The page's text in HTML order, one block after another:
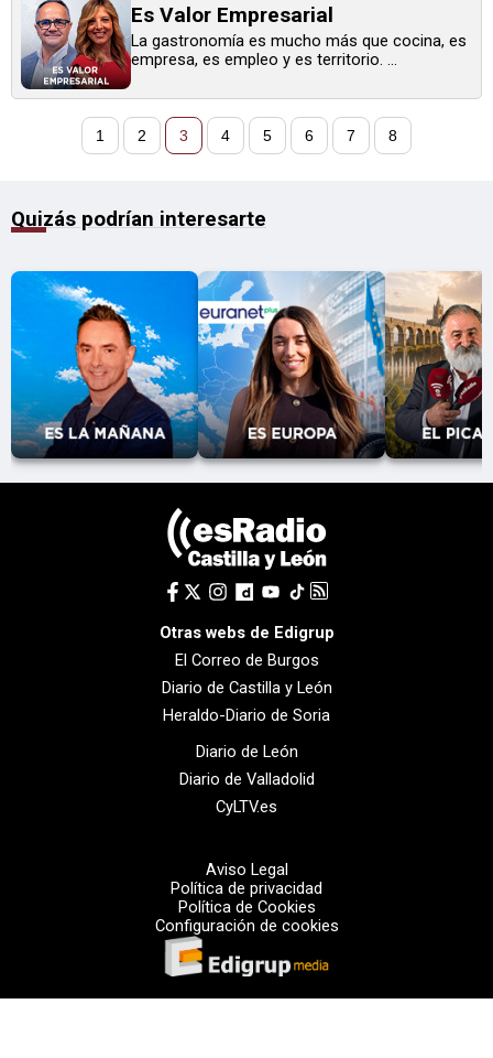
Es Valor Empresarial
La gastronomía es mucho más que cocina, es
empresa, es empleo y es territorio. ...
1 2 3 4 5 6 7 8
Quizás podrían interesarte
Otras webs de Edigrup
El Correo de Burgos
Diario de Castilla y León
Heraldo-Diario de Soria
Diario de León
Diario de Valladolid
CyLTV.es
Aviso Legal
Política de privacidad
Política de Cookies
Configuración de cookies